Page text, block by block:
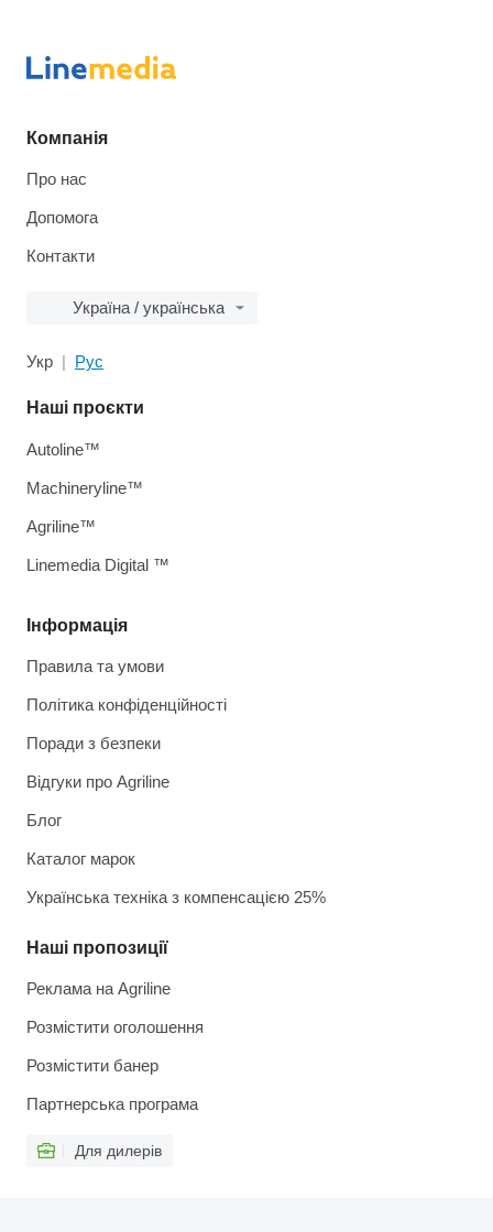
Компанія
Про нас
Допомога
Контакти
Україна / українська
Укр Рус
Інформація
Правила та умови
Політика конфіденційності
Поради з безпеки
Відгуки про Agriline
Блог
Каталог марок
Українська техніка з компенсацією 25%
Наші пропозиції
Реклама на Agriline
Розмістити оголошення
Розмістити банер
Партнерська програма
Для дилерів
Наші проєкти
Autoline™
Machineryline™
Agriline™
Linemedia Digital ™